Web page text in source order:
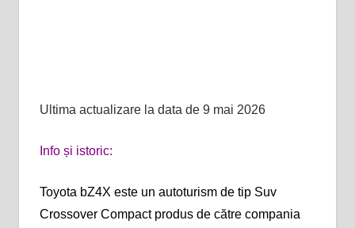
Ultima actualizare la data de 9 mai 2026
Info și istoric:
Toyota bZ4X este un autoturism de tip Suv
Crossover Compact produs de către compania